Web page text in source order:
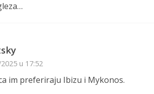
u 17:52
im preferiraju Ibizu i Mykonos.